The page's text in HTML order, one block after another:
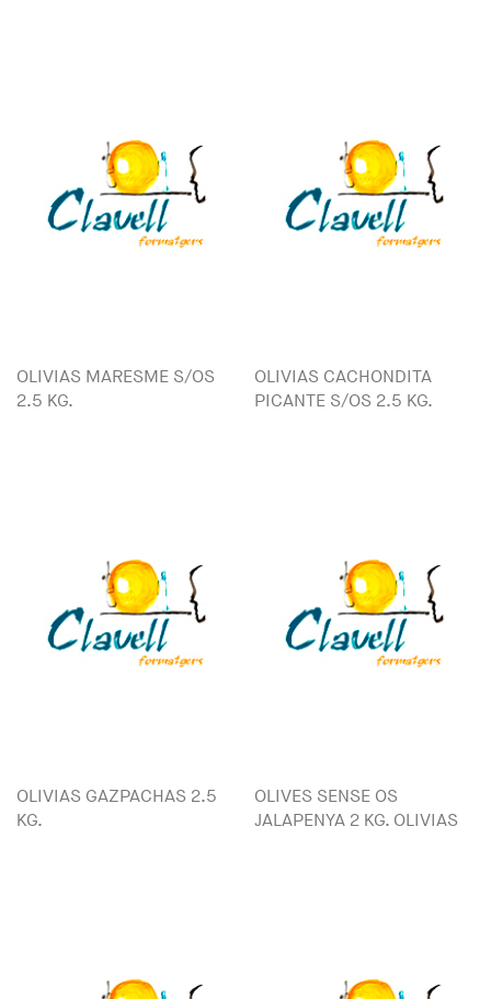
OLIVIAS MARESME S/OS
2.5 KG.
OLIVIAS CACHONDITA
PICANTE S/OS 2.5 KG.
OLIVIAS GAZPACHAS 2.5
KG.
OLIVES SENSE OS
JALAPENYA 2 KG. OLIVIAS